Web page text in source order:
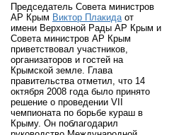
Председатель Совета министров
АР Крым Виктор Плакида от
имени Верховной Рады АР Крым и
Совета министров АР Крым
приветствовал участников,
организаторов и гостей на
Крымской земле. Глава
правительства отметил, что 14
октября 2008 года было принято
решение о проведении VII
чемпионата по борьбе кураш в
Крыму. Он поблагодарил